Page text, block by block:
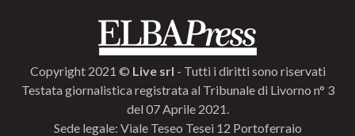
Copyright 2021 © Live srl - Tutti i diritti sono riservati
Testata giornalistica registrata al Tribunale di Livorno n° 3
del 07 Aprile 2021.
Sede legale: Viale Teseo Tesei 12 Portoferraio